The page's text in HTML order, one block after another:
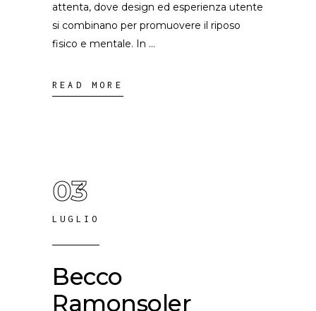
attenta, dove design ed esperienza utente
si combinano per promuovere il riposo
fisico e mentale. In
READ MORE
03
LUGLIO
Becco
Ramonsoler